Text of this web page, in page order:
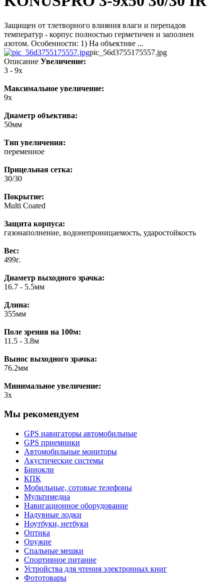
Защищен от тлетворного влияния влаги и перепадов
температур - корпус полностью герметичен и заполнен
азотом. Особенности: 1) На объективе ...
pic_56d3755175557.jpg
Описание Увеличение:
3 - 9x
Максимальное увеличение:
9x
Диаметр объектива:
50мм
Тип увеличения:
переменное
Прицельная сетка:
30/30
Покрытие:
Multi Coated
Защита корпуса:
газонаполнение, водонепроницаемость, ударостойкость
Вес:
499г.
Диаметр выходного зрачка:
16.7 - 5.5мм
Длина:
355мм
Поле зрения на 100м:
11.5 - 3.8м
Вынос выходного зрачка:
76.2мм
Минимальное увеличение:
3x
Мы рекомендуем
GPS навигаторы автомобильные
GPS приемники
Автомобильные мониторы
Акустические системы
Бинокли
КПК
Мобильные, сотовые телефоны
Мультимедиа
Навигационное оборудование
Надувные лодки
Ноутбуки, нетбуки
Оптика
Оружие
Спальные мешки
Спортивное питание
Устройства для чтения электронных книг
Фототовары